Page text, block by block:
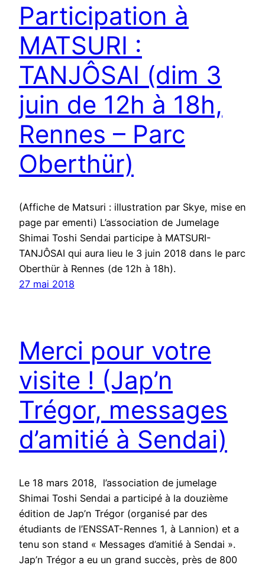
Participation à
MATSURI :
TANJÔSAI (dim 3
juin de 12h à 18h,
Rennes – Parc
Oberthür)
(Affiche de Matsuri : illustration par Skye, mise en
page par ementi) L’association de Jumelage
Shimai Toshi Sendai participe à MATSURI-
TANJÔSAI qui aura lieu le 3 juin 2018 dans le parc
Oberthür à Rennes (de 12h à 18h).
27 mai 2018
Merci pour votre
visite ! (Jap’n
Trégor, messages
d’amitié à Sendai)
Le 18 mars 2018, l’association de jumelage
Shimai Toshi Sendai a participé à la douzième
édition de Jap’n Trégor (organisé par des
étudiants de l’ENSSAT-Rennes 1, à Lannion) et a
tenu son stand « Messages d’amitié à Sendai ».
Jap’n Trégor a eu un grand succès, près de 800